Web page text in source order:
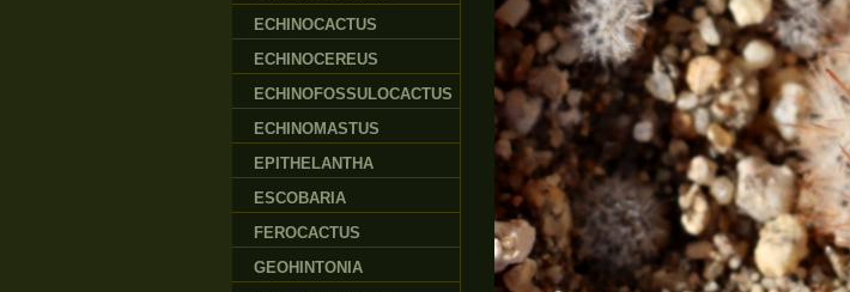
ECHINOCACTUS
ECHINOCEREUS
ECHINOFOSSULOCACTUS
ECHINOMASTUS
EPITHELANTHA
ESCOBARIA
FEROCACTUS
GEOHINTONIA